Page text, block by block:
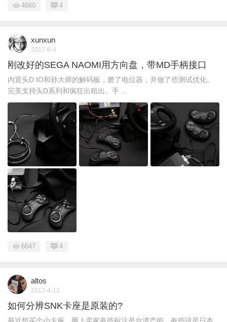
4660 4
xunxun
2017-6-4
刚改好的SEGA NAOMI用方向盘，带MD手柄接口
内置头D IO和孙大师的解码板，磨了电位器，并做了些测试优化。
完美支持头D系列和疯狂出租出。手 ...
6647 4
altos
2017-4-12
如何分辨SNK卡座是原装的?
最近想买个小卡座，网上卖家有些标注是台湾产的，有些说是日本